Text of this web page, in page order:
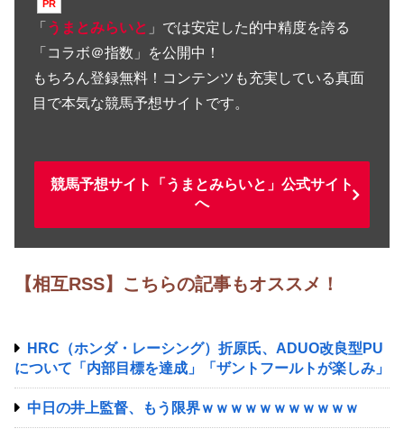
「 うまとみらいと 」では安定した的中精度を誇る
「コラボ＠指数」を公開中！
もちろん登録無料！コンテンツも充実している真面
目で本気な競馬予想サイトです。
競馬予想サイト「うまとみらいと」公式サイト
へ
【相互RSS】こちらの記事もオススメ！
HRC（ホンダ・レーシング）折原氏、ADUO改良型PU
について「内部目標を達成」「ザントフールトが楽しみ」
中日の井上監督、もう限界ｗｗｗｗｗｗｗｗｗｗｗ